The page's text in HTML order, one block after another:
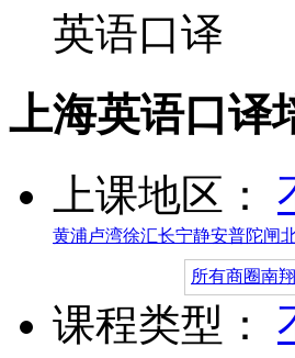
英语口译
上海英语口译
上课地区：
黄浦卢湾徐汇长宁静安普陀闸
所有商圈南翔
课程类型：